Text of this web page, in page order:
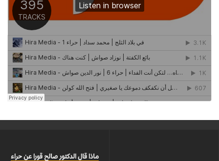
ماذا قال الدكتور صالح قورا عن حراء